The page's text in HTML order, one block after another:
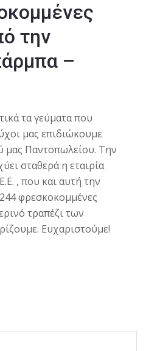
την
–
τα γεύματα που
μας επιδιώκουμε
μας Παντοπωλείου. Την
σταθερά η εταιρία
, που και αυτή την
φρεσκοκομμένες
τραπέζι των
Ευχαριστούμε!